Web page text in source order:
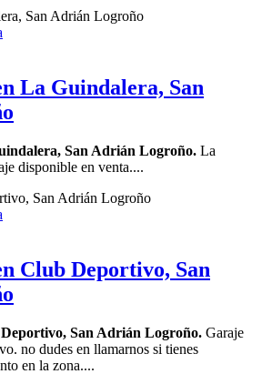
La Guindalera, San
San Adrián Logroño. La
disponible en venta....
Club Deportivo, San
San Adrián Logroño. Garaje
no dudes en llamarnos si tienes
en la zona....